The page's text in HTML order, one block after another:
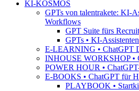
KI-KOSMOS
GPTs von talentrakete: KI-
Workflows
GPT Suite fürs
GPTs • KI-
E-LEARNING • ChatGPT
INHOUSE WORKSHOP •
POWER HOUR •
E-BOOKS • ChatGPT für
PLAYBOOK •